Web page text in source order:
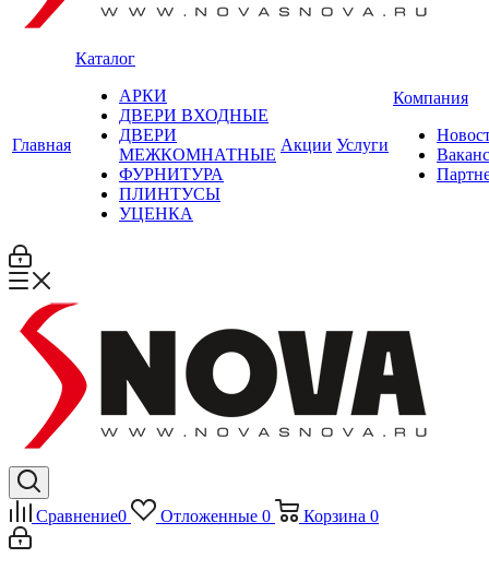
Главная
Каталог
АРКИ
ДВЕРИ ВХОДНЫЕ
ДВЕРИ
МЕЖКОМНАТНЫЕ
ФУРНИТУРА
ПЛИНТУСЫ
УЦЕНКА
Акции Услуги
Компания
Сравнение0 Отложенные 0 Корзина 0